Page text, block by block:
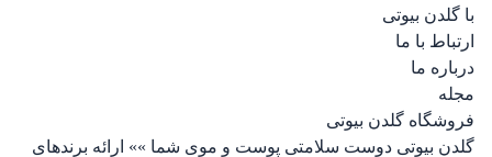
با گلدن بیوتی
ارتباط با ما
درباره ما
مجله
فروشگاه گلدن بیوتی
گلدن بیوتی دوست سلامتی پوست و موی شما »» ارائه برندهای